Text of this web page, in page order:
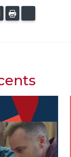
Ajouter aux favoris